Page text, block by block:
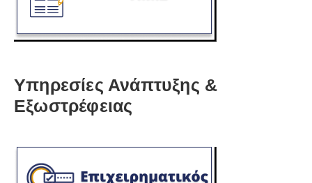
Υπηρεσίες Ανάπτυξης &
Εξωστρέφειας